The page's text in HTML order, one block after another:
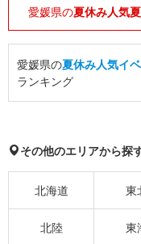
愛媛県の夏休み人気
愛媛県の夏休み人気イ
ランキング
その他のエリアから探
北海道 東
北陸 東